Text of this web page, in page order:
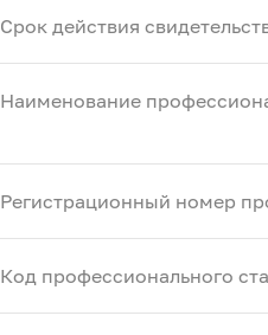
Срок действия
Наименование
Регистрационный номер
Код профессионального